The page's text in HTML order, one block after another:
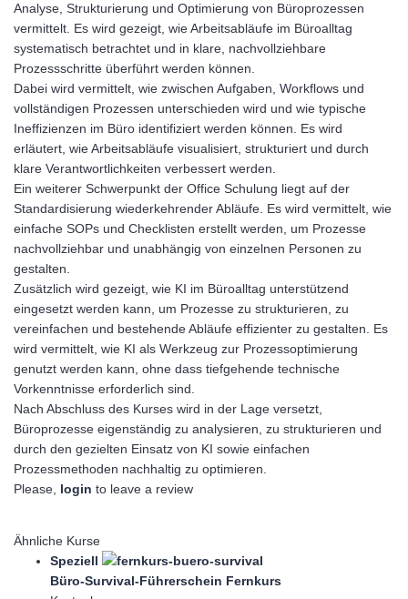
Analyse, Strukturierung und Optimierung von Büroprozessen
vermittelt. Es wird gezeigt, wie Arbeitsabläufe im Büroalltag
systematisch betrachtet und in klare, nachvollziehbare
Prozessschritte überführt werden können.
Dabei wird vermittelt, wie zwischen Aufgaben, Workflows und
vollständigen Prozessen unterschieden wird und wie typische
Ineffizienzen im Büro identifiziert werden können. Es wird
erläutert, wie Arbeitsabläufe visualisiert, strukturiert und durch
klare Verantwortlichkeiten verbessert werden.
Ein weiterer Schwerpunkt der Office Schulung liegt auf der
Standardisierung wiederkehrender Abläufe. Es wird vermittelt, wie
einfache SOPs und Checklisten erstellt werden, um Prozesse
nachvollziehbar und unabhängig von einzelnen Personen zu
gestalten.
Zusätzlich wird gezeigt, wie KI im Büroalltag unterstützend
eingesetzt werden kann, um Prozesse zu strukturieren, zu
vereinfachen und bestehende Abläufe effizienter zu gestalten. Es
wird vermittelt, wie KI als Werkzeug zur Prozessoptimierung
genutzt werden kann, ohne dass tiefgehende technische
Vorkenntnisse erforderlich sind.
Nach Abschluss des Kurses wird in der Lage versetzt,
Büroprozesse eigenständig zu analysieren, zu strukturieren und
durch den gezielten Einsatz von KI sowie einfachen
Prozessmethoden nachhaltig zu optimieren.
Please, login to leave a review
Ähnliche Kurse
Speziell
Büro-Survival-Führerschein Fernkurs